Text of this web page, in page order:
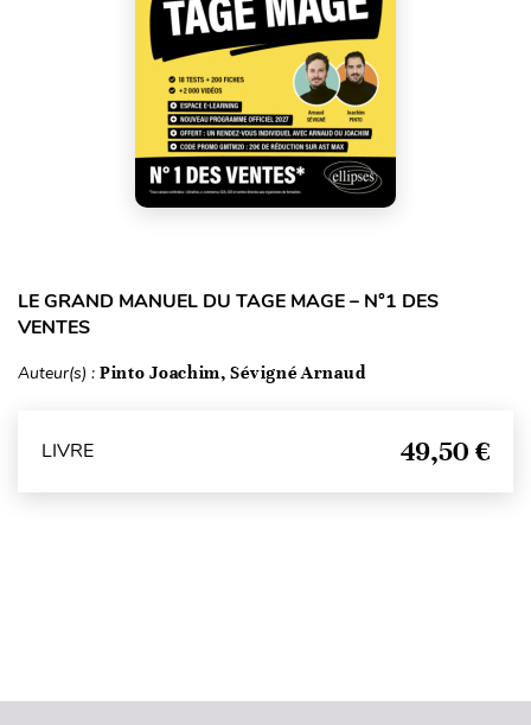
LE GRAND MANUEL DU TAGE MAGE – N°1 DES
VENTES
Auteur(s) : Pinto Joachim, Sévigné Arnaud
LIVRE 49,50 €